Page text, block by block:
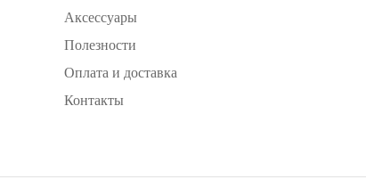
Аксессуары
Полезности
Оплата и доставка
Контакты